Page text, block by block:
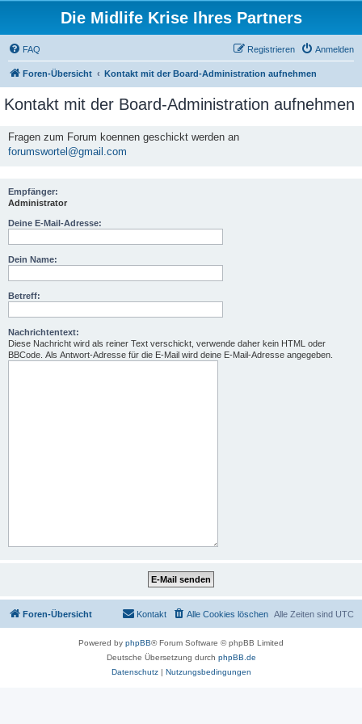
Die Midlife Krise Ihres Partners
FAQ Anmelden
Registrieren
Foren-Übersicht Kontakt mit der Board-Administration aufnehmen
Kontakt mit der Board-Administration aufnehmen
Fragen zum Forum koennen geschickt werden an
forumswortel@gmail.com
Empfänger:
Administrator
Deine E-Mail-Adresse:
Dein Name:
Betreff:
Nachrichtentext:
Diese Nachricht wird als reiner Text verschickt, verwende daher kein HTML oder
BBCode. Als Antwort-Adresse für die E-Mail wird deine E-Mail-Adresse angegeben.
Foren-Übersicht Alle Zeiten sind UTC
Alle Cookies löschen
Kontakt
Powered by phpBB® Forum Software © phpBB Limited
Deutsche Übersetzung durch phpBB.de
Datenschutz| Nutzungsbedingungen